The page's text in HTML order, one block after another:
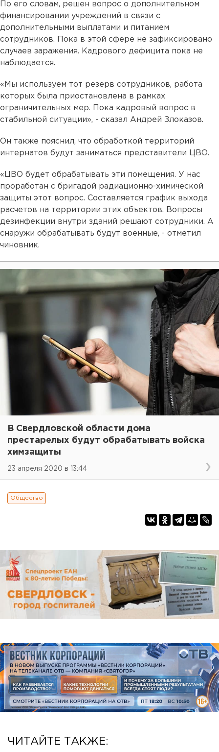
По его словам, решен вопрос о дополнительном
финансировании учреждений в связи с
дополнительными выплатами и питанием
сотрудников. Пока в этой сфере не зафиксировано
случаев заражения. Кадрового дефицита пока не
наблюдается.
«Мы используем тот резерв сотрудников, работа
которых была приостановлена в рамках
ограничительных мер. Пока кадровый вопрос в
стабильной ситуации», - сказал Андрей Злоказов.
Он также пояснил, что обработкой территорий
интернатов будут заниматься представители ЦВО.
«ЦВО будет обрабатывать эти помещения. У нас
проработан с бригадой радиационно-химической
защиты этот вопрос. Составляется график выхода
расчетов на территории этих объектов. Вопросы
дезинфекции внутри зданий решают сотрудники. А
снаружи обрабатывать будут военные, - отметил
чиновник.
В Свердловской области дома
престарелых будут обрабатывать войска
химзащиты
23 апреля 2020 в 13:44
Общество
ЧИТАЙТЕ ТАКЖЕ: